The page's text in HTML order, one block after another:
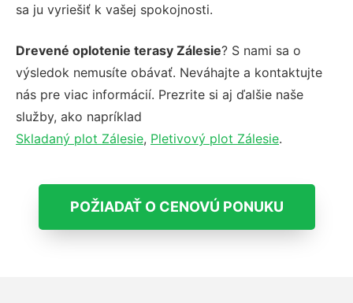
sa ju vyriešiť k vašej spokojnosti.
Drevené oplotenie terasy Zálesie? S nami sa o
výsledok nemusíte obávať. Neváhajte a kontaktujte
nás pre viac informácií. Prezrite si aj ďalšie naše
služby, ako napríklad
Skladaný plot Zálesie, Pletivový plot Zálesie.
POŽIADAŤ O CENOVÚ PONUKU